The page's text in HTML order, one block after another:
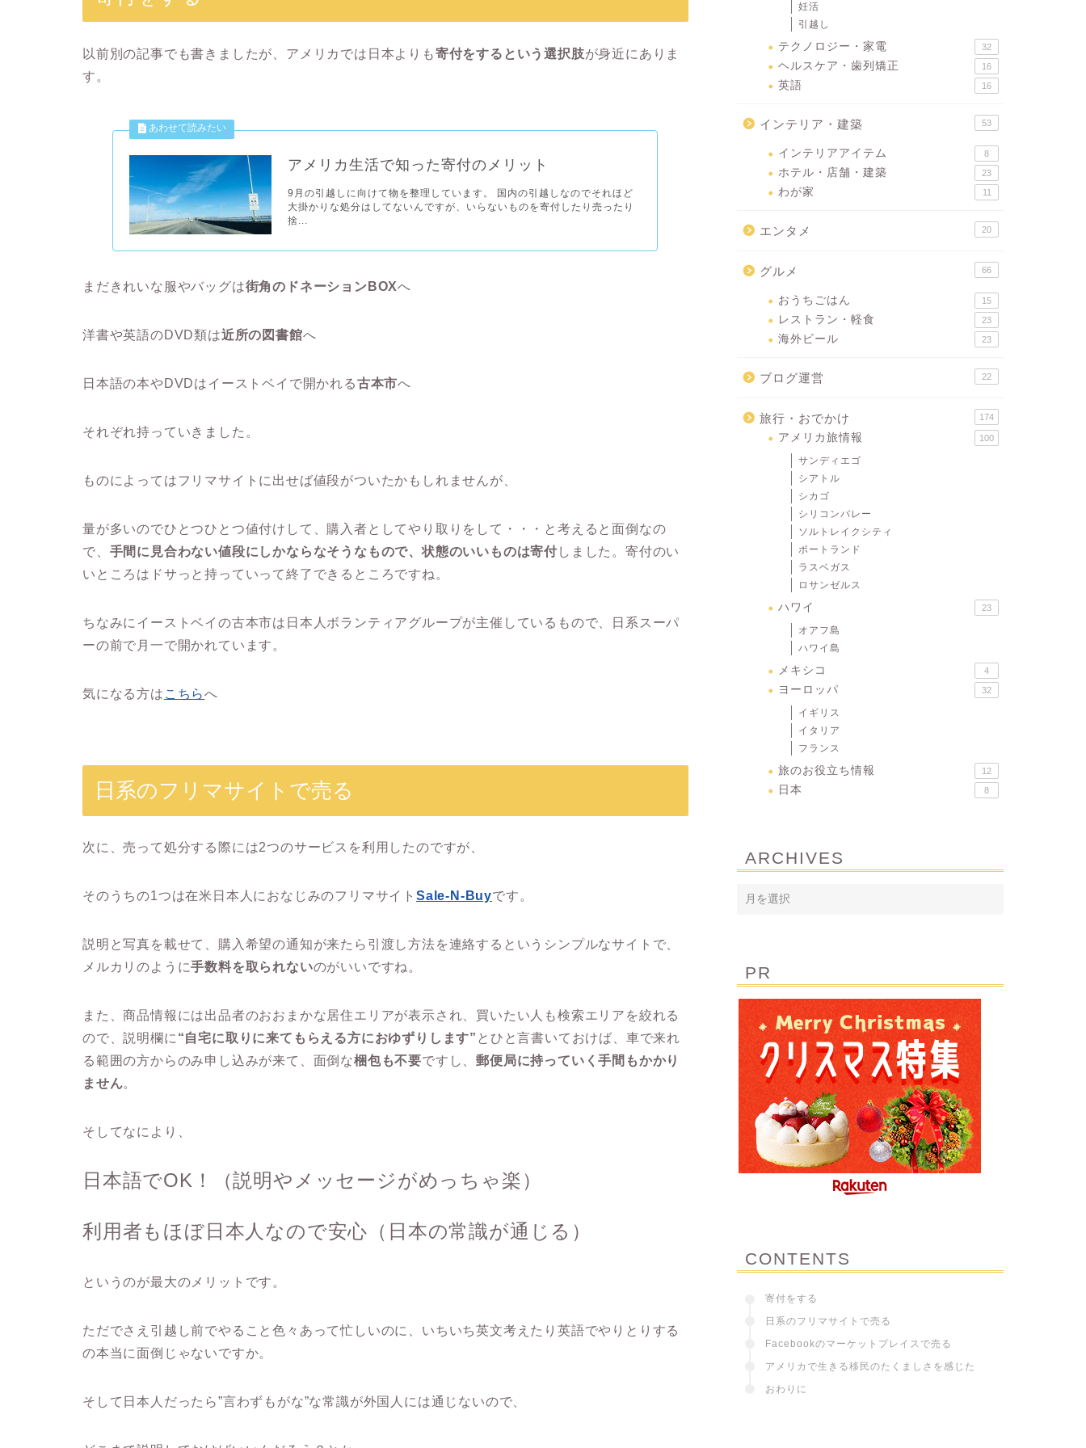
以前別の記事でも書きましたが、アメリカでは日本よりも寄付をするという選択肢が身近にありま
す。
アメリカ生活で知った寄付のメリット
9月の引越しに向けて物を整理しています。 国内の引越しなのでそれほど
大掛かりな処分はしてないんですが、いらないものを寄付したり売ったり
捨...
まだきれいな服やバッグは街角のドネーションBOXへ
洋書や英語のDVD類は近所の図書館へ
日本語の本やDVDはイーストベイで開かれる古本市へ
それぞれ持っていきました。
ものによってはフリマサイトに出せば値段がついたかもしれませんが、
量が多いのでひとつひとつ値付けして、購入者としてやり取りをして・・・と考えると面倒なの
で、 手間に見合わない値段にしかならなそうなもので、状態のいいものは寄付しました。寄付のい
いところはドサっと持っていって終了できるところですね。
ちなみにイーストベイの古本市は日本人ボランティアグループが主催しているもので、日系スーパ
ーの前で月一で開かれています。
気になる方は こちらへ
日系のフリマサイトで売る
次に、売って処分する際には2つのサービスを利用したのですが、
そのうちの1つは在米日本人におなじみのフリマサイト Sale-N-Buyです。
説明と写真を載せて、購入希望の通知が来たら引渡し方法を連絡するというシンプルなサイトで、
メルカリのように手数料を取られないのがいいですね。
また、商品情報には出品者のおおまかな居住エリアが表示され、買いたい人も検索エリアを絞れる
ので、説明欄に “自宅に取りに来てもらえる方におゆずりします” とひと言書いておけば、車で来れ
る範囲の方からのみ申し込みが来て、面倒な梱包も不要ですし、郵便局に持っていく手間もかかり
ません。
そしてなにより、
日本語でOK！（説明やメッセージがめっちゃ楽）
利用者もほぼ日本人なので安心（日本の常識が通じる）
というのが最大のメリットです。
ただでさえ引越し前でやること色々あって忙しいのに、いちいち英文考えたり英語でやりとりする
の本当に面倒じゃないですか。
そして日本人だったら”言わずもがな”な常識が外国人には通じないので、
妊活
引越し
テクノロジー・家電 32
ヘルスケア・歯列矯正 16
英語 16
インテリア・建築 53
インテリアアイテム 8
ホテル・店舗・建築 23
わが家 11
エンタメ 20
グルメ 66
おうちごはん 15
レストラン・軽食 23
海外ビール 23
ブログ運営 22
旅行・おでかけ 174
アメリカ旅情報 100
サンディエゴ
シアトル
シカゴ
シリコンバレー
ソルトレイクシティ
ポートランド
ラスベガス
ロサンゼルス
ハワイ 23
オアフ島
ハワイ島
メキシコ 4
ヨーロッパ 32
イギリス
イタリア
フランス
旅のお役立ち情報 12
日本 8
ARCHIVES
PR
CONTENTS
寄付をする
日系のフリマサイトで売る
Facebookのマーケットプレイスで売る
アメリカで生きる移民のたくましさを感じた
おわりに